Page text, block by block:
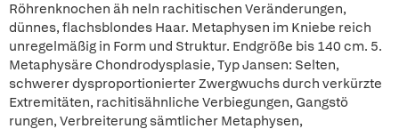
Röhrenknochen äh neln rachitischen Veränderungen,
dünnes, flachsblondes Haar. Metaphysen im Kniebe reich
unregelmäßig in Form und Struktur. Endgröße bis 140 cm. 5.
Metaphysäre Chondrodysplasie, Typ Jansen: Selten,
schwerer dysproportionierter Zwergwuchs durch verkürzte
Extremitäten, rachitisähnliche Verbiegungen, Gangstö
rungen, Verbreiterung sämtlicher Metaphysen,